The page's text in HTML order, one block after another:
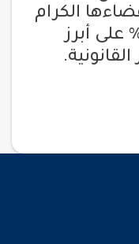
الكرام
عن 30% على أبرز